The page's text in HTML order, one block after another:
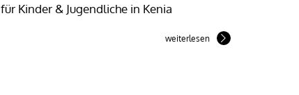
für Kinder & Jugendliche in Kenia
weiterlesen